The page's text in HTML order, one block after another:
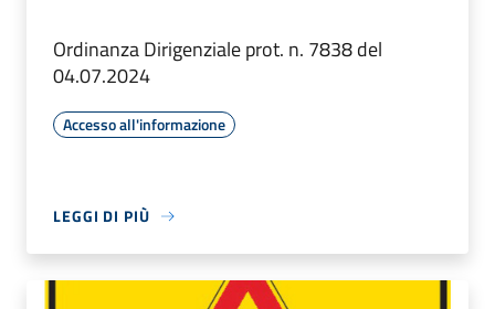
Ordinanza Dirigenziale prot. n. 7838 del
04.07.2024
Accesso all'informazione
LEGGI DI PIÙ